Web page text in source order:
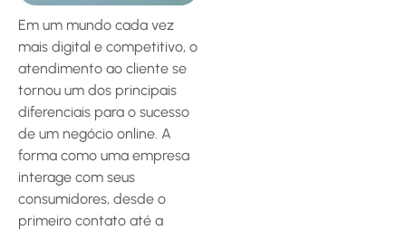
Em um mundo cada vez
mais digital e competitivo, o
atendimento ao cliente se
tornou um dos principais
diferenciais para o sucesso
de um negócio online. A
forma como uma empresa
interage com seus
consumidores, desde o
primeiro contato até a